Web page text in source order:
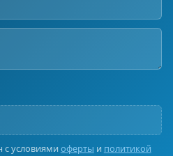
с условиями оферты и политикой